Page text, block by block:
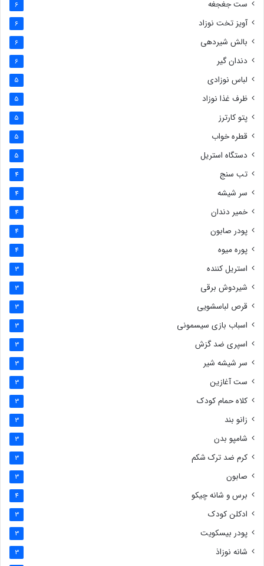
ست جغجغه 6
آویز تخت نوزاد 6
بالش شیردهی 6
دندان گیر 6
لباس نوزادی 5
ظرف غذا نوزاد 5
پتو کارترز 5
قطره خواب 5
دستگاه استریل 5
تب سنج 4
سر شیشه 4
خمیر دندان 4
پودر صابون 4
پوره میوه 4
استریل کننده 3
شیردوش برقی 3
قرص لباسشویی 3
اسباب بازی سیسمونی 3
اسپری ضد گزش 3
سر شیشه شیر 3
ست آغازین 3
کلاه حمام کودک 3
زانو بند 3
شامپو بدن 3
کرم ضد ترک شکم 3
صابون 3
برس و شانه چیکو 4
ادکلن کودک 3
پودر بیسکویت 3
شانه نوزاذ 3